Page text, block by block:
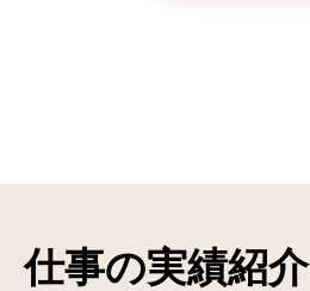
仕事の実績紹介